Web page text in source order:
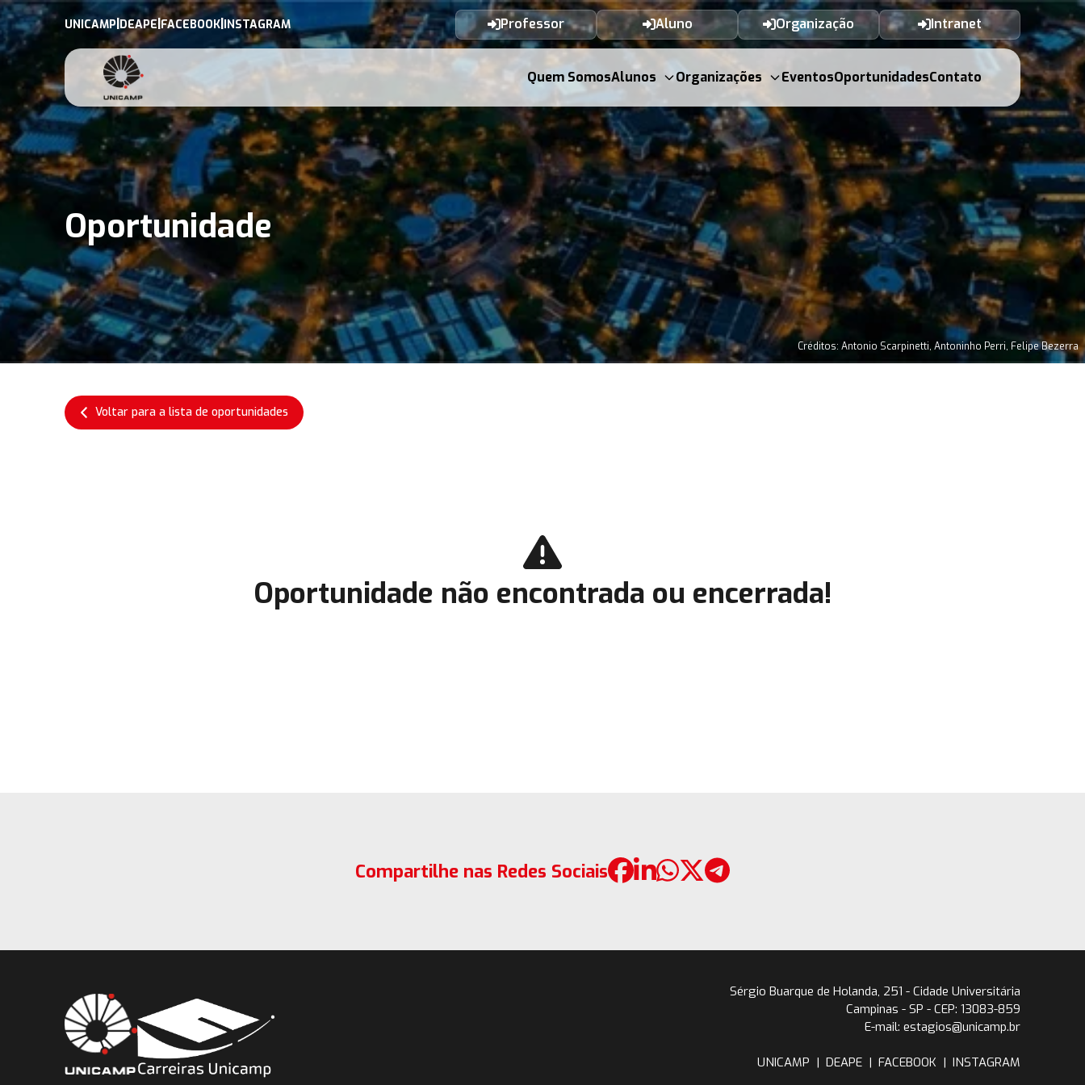
UNICAMP DEAPE|FACEBOOK INSTAGRAM Professor Aluno Organização Intranet
Quem SomosAlunos Organizações EventosOportunidadesContato
Oportunidade
Créditos: Antonio Scarpinetti, Antoninho Perri, Felipe Bezerra
Voltar para a lista de oportunidades
Oportunidade não encontrada ou encerrada!
Compartilhe nas Redes Sociais
Sérgio Buarque de Holanda, 251 - Cidade Universitária
Campinas - SP - CEP: 13083-859
E-mail: estagios@unicamp.br
UNICAMP | DEAPE | FACEBOOK | INSTAGRAM